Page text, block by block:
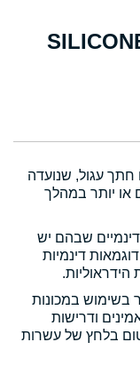
467.00×4.00
חתך עגול, שנועדה
או יותר במהלך
דינמיים שבהם יש
דינמיות
הידראוליות.
בשימוש במכונות
ודרישות
בלחץ של עשרות